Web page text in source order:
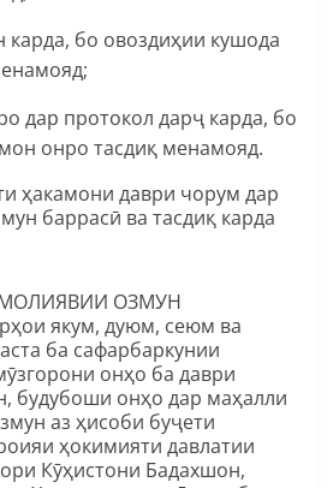
бо овоздиҳии кушода
дар протокол дарҷ карда, бо
онро тасдиқ менамояд.
ҳакамони даври чорум дар
баррасӣ ва тасдиқ карда
ОЗМУН
якум, дуюм, сеюм ва
ба сафарбаркунии
онҳо ба даври
будубоши онҳо дар маҳалли
аз ҳисоби буҷети
ҳокимияти давлатии
Кӯҳистони Бадахшон,